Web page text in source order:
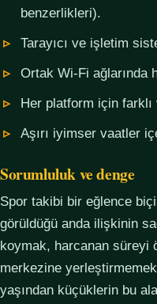
benzerlikleri).
Tarayıcı ve işletim
Ortak Wi-Fi ağlarında
Her platform için farklı
Aşırı iyimser vaatler
Sorumluluk ve denge
Spor takibi bir eğlence
görüldüğü anda ilişkinin
koymak, harcanan süreyi
merkezine
yaşından küçüklerin bu